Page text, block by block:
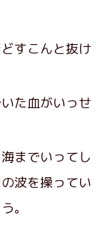
すこんと抜け
た血がいっせ
までいってし
波を操ってい
。